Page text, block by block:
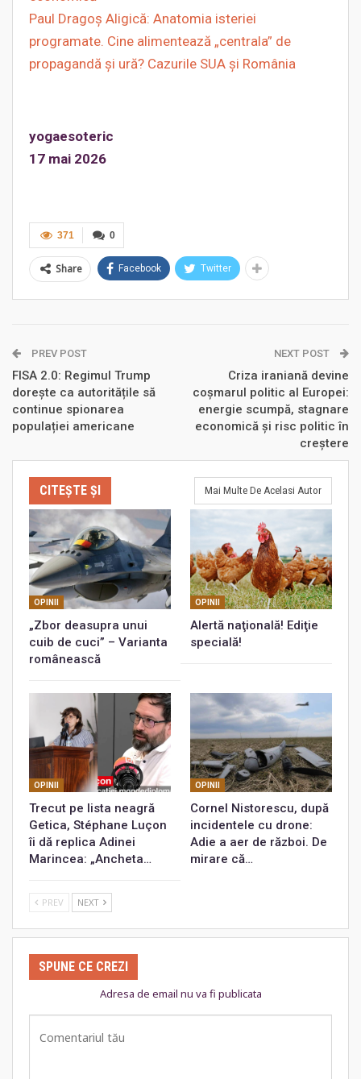
Paul Dragoș Aligică: Anatomia isteriei
programate. Cine alimentează „centrala” de
propagandă și ură? Cazurile SUA și România
yogaesoteric
17 mai 2026
0
371
Share Facebook Twitter
PREV POST
FISA 2.0: Regimul Trump
dorește ca autoritățile să
continue spionarea
populației americane
NEXT POST
Criza iraniană devine
coșmarul politic al Europei:
energie scumpă, stagnare
economică și risc politic în
creștere
CITEȘTE ȘI Mai Multe De Acelasi Autor
OPINII
„Zbor deasupra unui
cuib de cuci” – Varianta
românească
OPINII
Alertă naţională! Ediţie
specială!
OPINII
Trecut pe lista neagră
Getica, Stéphane Luçon
îi dă replica Adinei
Marincea: „Ancheta…
OPINII
Cornel Nistorescu, după
incidentele cu drone:
Adie a aer de război. De
mirare că…
PREV NEXT
SPUNE CE CREZI
Adresa de email nu va fi publicata